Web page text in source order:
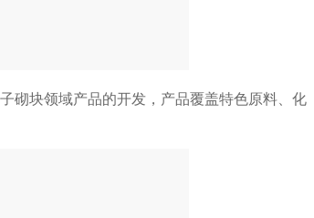
砌块领域产品的开发，产品覆盖特色原料、化